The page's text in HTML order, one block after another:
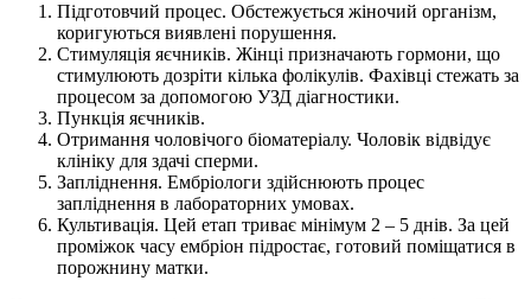
Підготовчий процес. Обстежується жіночий організм,
коригуються виявлені порушення.
Стимуляція яєчників. Жінці призначають гормони, що
стимулюють дозріти кілька фолікулів. Фахівці стежать за
процесом за допомогою УЗД діагностики.
Пункція яєчників.
Отримання чоловічого біоматеріалу. Чоловік відвідує
клініку для здачі сперми.
Запліднення. Ембріологи здійснюють процес
запліднення в лабораторних умовах.
Культивація. Цей етап триває мінімум 2 – 5 днів. За цей
проміжок часу ембріон підростає, готовий поміщатися в
порожнину матки.